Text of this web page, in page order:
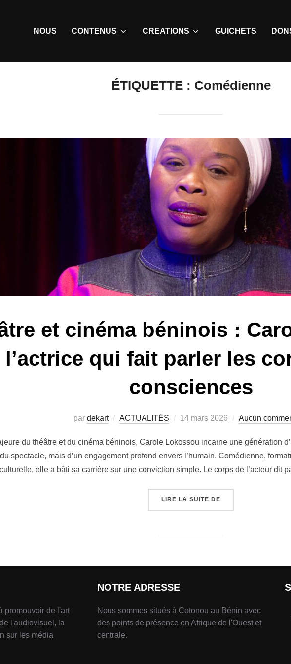
NOUS CONTENUS CREATIONS GUICHETS
ÉTIQUETTE : Comédienne
et cinéma béninois :
l’actrice qui fait parler les
consciences
par dekart ACTUALITÉS 14 mars 2026 Aucun
du théâtre et du cinéma béninois, Carole Lokossou incarne une génération
spectacle, mais d’un engagement profond envers l’humain. Comédienne,
culturelle, elle a bâti sa carrière sur une conviction simple. Le corps de l’acteur dit
LIRE LA SUITE DE
promouvoir de l'art
l'audiovisuel, la
sur les média
NOTRE ADRESSE
Nous sommes situés à Cotonou au Bénin avec
des points de présence en Afrique de l'Ouest et
centrale.